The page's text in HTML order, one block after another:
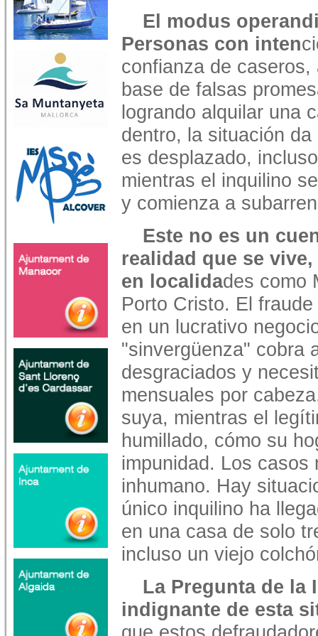
El modus
Personas con inten
confianza de
base de falsas
logrando alquilar una
dentro, la situación
es desplazado,
mientras el inquilino
y comienza a
Este no es un
realidad que se
en localidades como
Porto Cristo. El
en un lucrativo
"sinvergüenza" cobra
desgraciados y
mensuales por
suya, mientras el
humillado, cómo su
impunidad. Los casos
inhumano. Hay
único inquilino ha
en una casa de solo
incluso un viejo
La Pregunta de la
indignante de esta